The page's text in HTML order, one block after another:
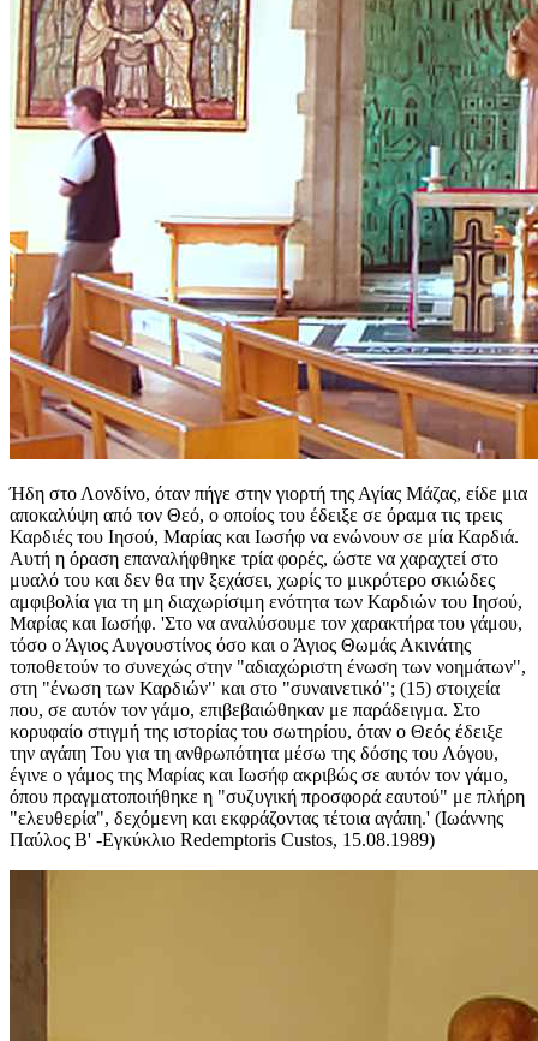
Ήδη στο Λονδίνο, όταν πήγε στην γιορτή της Αγίας Μάζας, είδε μια
αποκαλύψη από τον Θεό, ο οποίος του έδειξε σε όραμα τις τρεις
Καρδιές του Ιησού, Μαρίας και Ιωσήφ να ενώνουν σε μία Καρδιά.
Αυτή η όραση επαναλήφθηκε τρία φορές, ώστε να χαραχτεί στο
μυαλό του και δεν θα την ξεχάσει, χωρίς το μικρότερο σκιώδες
αμφιβολία για τη μη διαχωρίσιμη ενότητα των Καρδιών του Ιησού,
Μαρίας και Ιωσήφ. 'Στο να αναλύσουμε τον χαρακτήρα του γάμου,
τόσο ο Άγιος Αυγουστίνος όσο και ο Άγιος Θωμάς Ακινάτης
τοποθετούν το συνεχώς στην "αδιαχώριστη ένωση των νοημάτων",
στη "ένωση των Καρδιών" και στο "συναινετικό"; (15) στοιχεία
που, σε αυτόν τον γάμο, επιβεβαιώθηκαν με παράδειγμα. Στο
κορυφαίο στιγμή της ιστορίας του σωτηρίου, όταν ο Θεός έδειξε
την αγάπη Του για τη ανθρωπότητα μέσω της δόσης του Λόγου,
έγινε ο γάμος της Μαρίας και Ιωσήφ ακριβώς σε αυτόν τον γάμο,
όπου πραγματοποιήθηκε η "συζυγική προσφορά εαυτού" με πλήρη
"ελευθερία", δεχόμενη και εκφράζοντας τέτοια αγάπη.' (Ιωάννης
Παύλος Β' -Εγκύκλιο Redemptoris Custos, 15.08.1989)